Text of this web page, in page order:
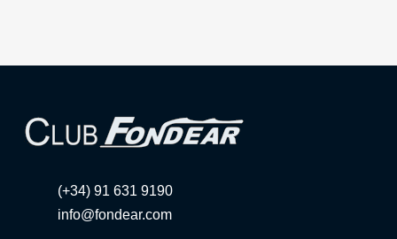
(+34) 91 631 9190
info@fondear.com